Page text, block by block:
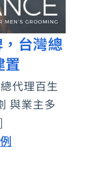
台灣總
置
代理百生
與業主多